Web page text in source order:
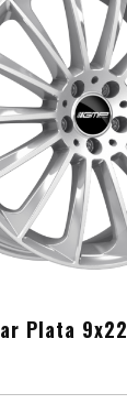
Plata 9x22